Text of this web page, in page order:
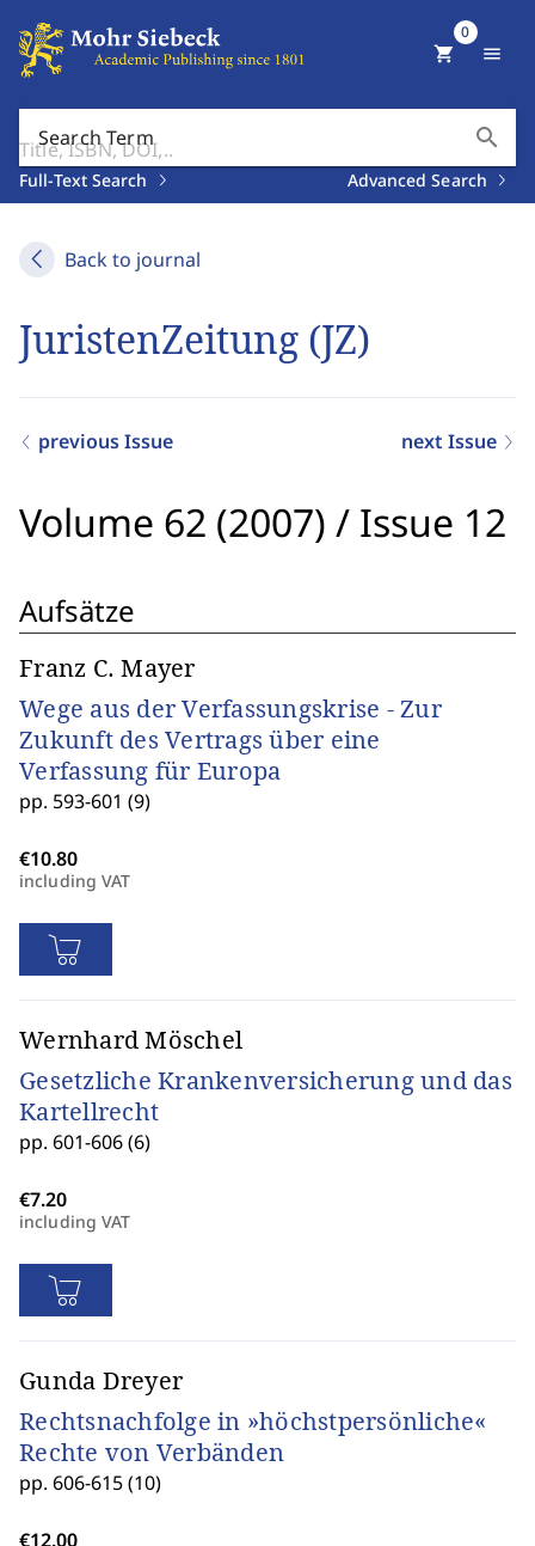
Search Term search
Full-Text Search Advanced Search
shopping_cart
0
menu
Back to journal
JuristenZeitung (JZ)
previous Issue next Issue
Volume 62 (2007) / Issue 12
Aufsätze
Franz C. Mayer
Wege aus der Verfassungskrise - Zur
Zukunft des Vertrags über eine
Verfassung für Europa
pp. 593-601 (9)
including VAT
Wernhard Möschel
Gesetzliche Krankenversicherung und das
Kartellrecht
pp. 601-606 (6)
including VAT
Gunda Dreyer
Rechtsnachfolge in »höchstpersönliche«
Rechte von Verbänden
pp. 606-615 (10)